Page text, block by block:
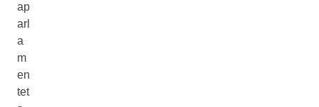
ap
arl
a
m
en
tet